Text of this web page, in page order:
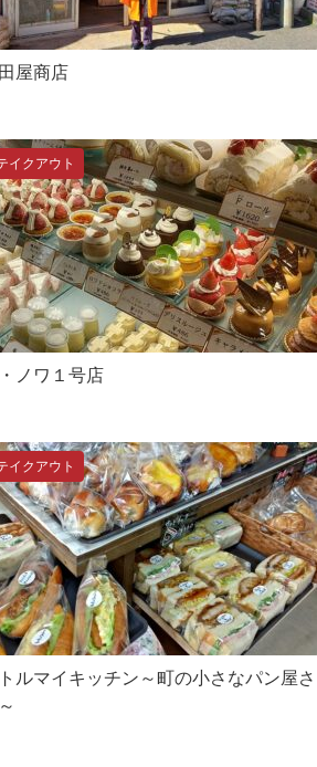
屋商店
イクアウト
ノワ１号店
イクアウト
ルマイキッチン～町の小さなパン屋さ